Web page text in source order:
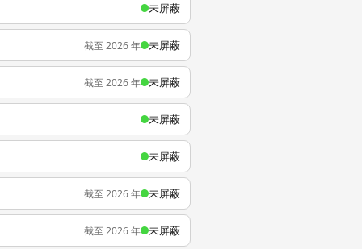
未屏蔽
截至 2026 年 未屏蔽
截至 2026 年 未屏蔽
未屏蔽
未屏蔽
截至 2026 年 未屏蔽
截至 2026 年 未屏蔽